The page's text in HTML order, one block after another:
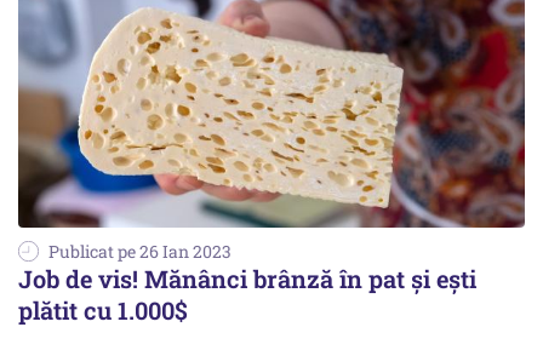
Publicat pe 26 Ian 2023
Job de vis! Mănânci brânză în pat şi ești
plătit cu 1.000$